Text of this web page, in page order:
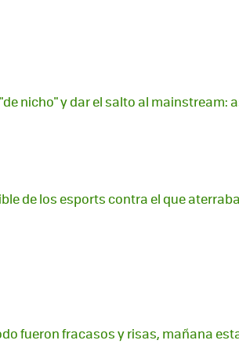
nicho" y dar el salto al mainstream:
de los esports contra el que
fueron fracasos y risas, mañana